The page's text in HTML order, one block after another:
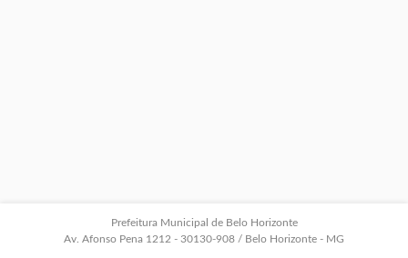
Prefeitura Municipal de Belo Horizonte
Av. Afonso Pena 1212 - 30130-908 / Belo Horizonte - MG